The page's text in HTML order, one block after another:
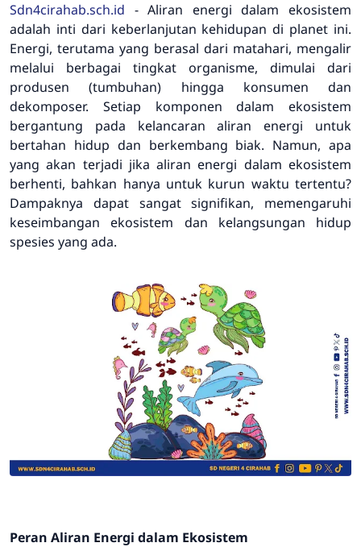
Sdn4cirahab.sch.id - Aliran energi dalam ekosistem
adalah inti dari keberlanjutan kehidupan di planet ini.
Energi, terutama yang berasal dari matahari, mengalir
melalui berbagai tingkat organisme, dimulai dari
produsen (tumbuhan) hingga konsumen dan
dekomposer. Setiap komponen dalam ekosistem
bergantung pada kelancaran aliran energi untuk
bertahan hidup dan berkembang biak. Namun, apa
yang akan terjadi jika aliran energi dalam ekosistem
berhenti, bahkan hanya untuk kurun waktu tertentu?
Dampaknya dapat sangat signifikan, memengaruhi
keseimbangan ekosistem dan kelangsungan hidup
spesies yang ada.
Peran Aliran Energi dalam Ekosistem